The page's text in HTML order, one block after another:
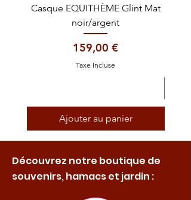
Casque EQUITHÈME Glint Mat
noir/argent
Prix
159,00 €
Taxe Incluse
Ajouter au panier
Découvrez notre boutique de
souvenirs, hamacs et jardin :